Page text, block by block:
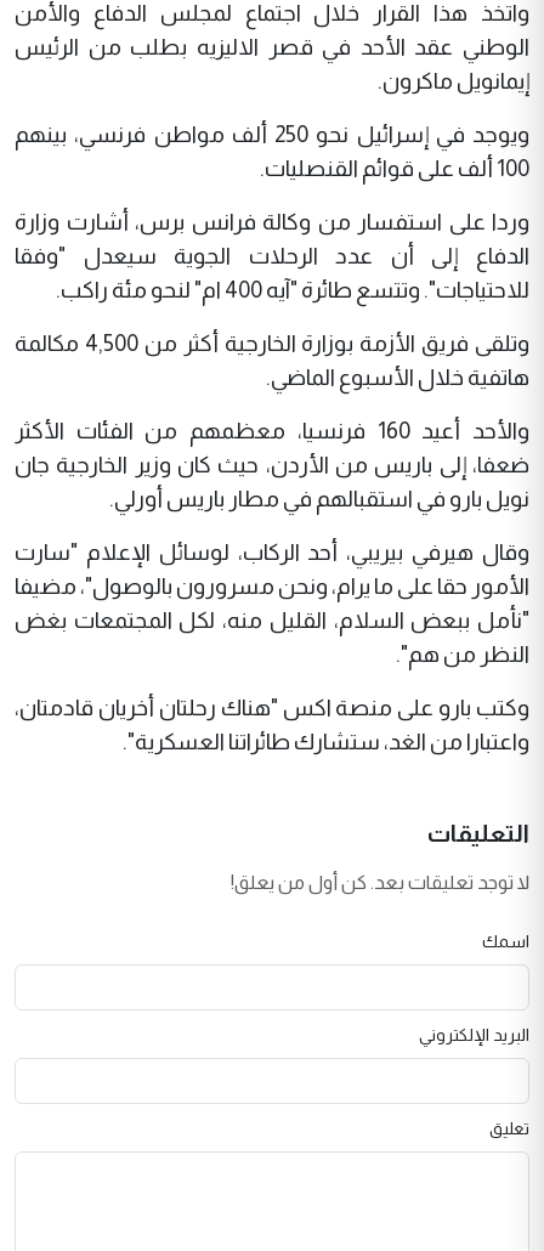
واتخذ هذا القرار خلال اجتماع لمجلس الدفاع والأمن
الوطني عقد الأحد في قصر الاليزيه بطلب من الرئيس
إيمانويل ماكرون.
ويوجد في إسرائيل نحو 250 ألف مواطن فرنسي، بينهم
100 ألف على قوائم القنصليات.
وردا على استفسار من وكالة فرانس برس، أشارت وزارة
الدفاع إلى أن عدد الرحلات الجوية سيعدل "وفقا
للاحتياجات". وتتسع طائرة "آيه 400 ام" لنحو مئة راكب.
وتلقى فريق الأزمة بوزارة الخارجية أكثر من 4,500 مكالمة
هاتفية خلال الأسبوع الماضي.
والأحد أعيد 160 فرنسيا، معظمهم من الفئات الأكثر
ضعفا، إلى باريس من الأردن، حيث كان وزير الخارجية جان
نويل بارو في استقبالهم في مطار باريس أورلي.
وقال هيرفي بيريبي، أحد الركاب، لوسائل الإعلام "سارت
الأمور حقا على ما يرام، ونحن مسرورون بالوصول"، مضيفا
"نأمل ببعض السلام، القليل منه، لكل المجتمعات بغض
النظر من هم".
وكتب بارو على منصة اكس "هناك رحلتان أخريان قادمتان،
واعتبارا من الغد، ستشارك طائراتنا العسكرية".
التعليقات
لا توجد تعليقات بعد. كن أول من يعلق!
اسمك
البريد الإلكتروني
تعليق